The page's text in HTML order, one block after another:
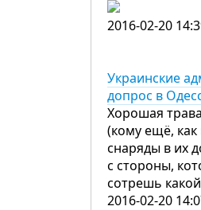
2016-02-20
Украинские
допрос в
Хорошая
(кому ещё, как
снаряды в их
с стороны,
сотрешь
2016-02-20